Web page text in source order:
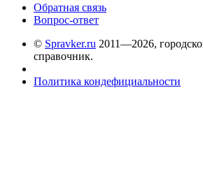
Обратная связь
Вопрос-ответ
© Spravker.ru 2011—2026,
справочник.
Политика кондефициальности